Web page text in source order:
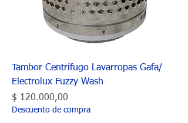
Tambor Centrífugo Lavarropas Gafa/
Electrolux Fuzzy Wash
Precio
$ 120.000,00
Descuento de compra